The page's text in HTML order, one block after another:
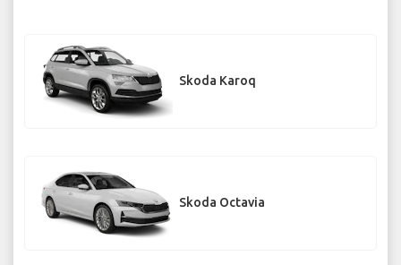
Skoda Karoq
Skoda Octavia